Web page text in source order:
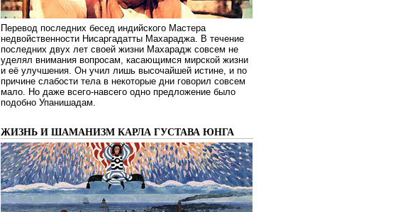
Перевод последних бесед индийского Мастера
недвойственности Нисаргадатты Махараджа. В течение
последних двух лет своей жизни Махарадж совсем не
уделял внимания вопросам, касающимся мирской жизни
и её улучшения. Он учил лишь высочайшей истине, и по
причине слабости тела в некоторые дни говорил совсем
мало. Но даже всего-навсего одно предложение было
подобно Упанишадам.
ЖИЗНЬ И ШАМАНИЗМ КАРЛА ГУСТАВА ЮНГА